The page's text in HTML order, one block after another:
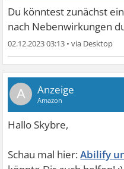
Du könntest zunächst
nach Nebenwirkungen
02.12.2023 03:13 •
A
Abilify